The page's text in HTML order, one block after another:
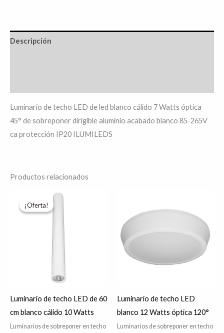
Descripción
Luminario de techo LED de led blanco cálido 7 Watts óptica
45° de sobreponer dirigible aluminio acabado blanco 85-265V
ca protección IP20 ILUMILEDS
Productos relacionados
¡Oferta!
¡Oferta!
Luminario de techo LED de 60
cm blanco cálido 10 Watts
Luminarios de sobreponer en techo
precio
original
Luminario de techo LED
blanco 12 Watts óptica 120°
Luminarios de sobreponer en techo